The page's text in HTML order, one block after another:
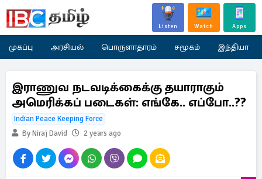
Listen Watch Apps
முகப்பு அரசியல் பொருளாதாரம் சமூகம் இந்தியா
இராணுவ நடவடிக்கைக்கு தயாராகும்
அமெரிக்கப் படைகள்: எங்கே.. எப்போ..??
Indian Peace Keeping Force
By Niraj David
2 years ago